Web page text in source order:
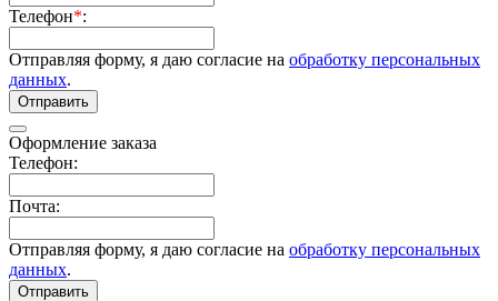
Телефон*:
Отправляя форму, я даю согласие на обработку персональных
данных.
Отправить
Оформление заказа
Телефон:
Почта:
Отправляя форму, я даю согласие на обработку персональных
данных.
Отправить